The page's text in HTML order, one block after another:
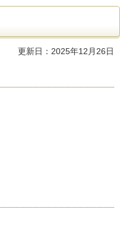
更新日：2025年12月26日